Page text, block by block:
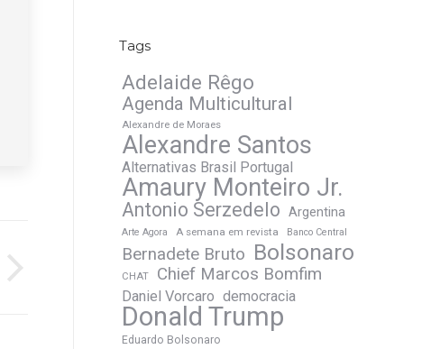
Tags
Adelaide Rêgo
Agenda Multicultural
Alexandre de Moraes
Alexandre Santos
Alternativas Brasil Portugal
Amaury Monteiro Jr.
Antonio Serzedelo Argentina
Arte Agora A semana em revista Banco Central
Bernadete Bruto Bolsonaro
CHAT Chief Marcos Bomfim
Daniel Vorcaro democracia
Donald Trump
Eduardo Bolsonaro